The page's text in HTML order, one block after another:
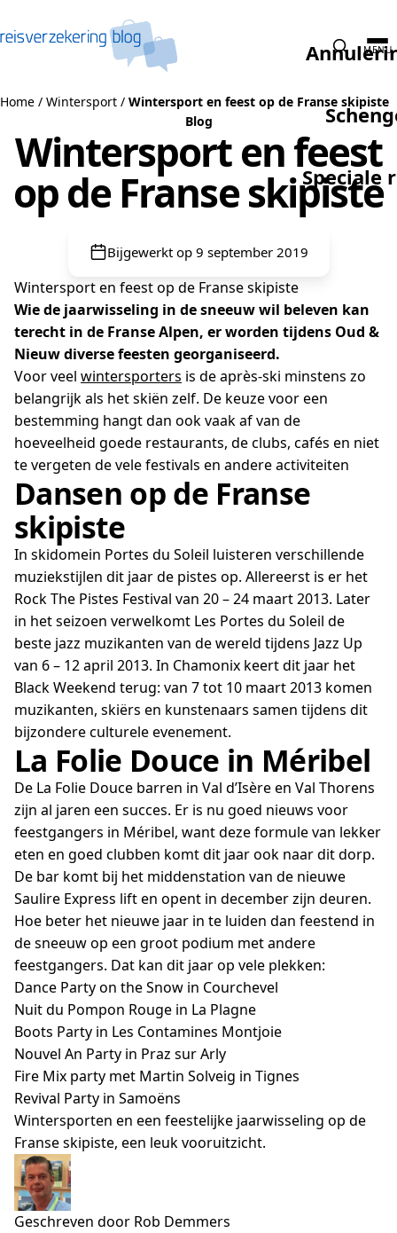
Speciale
MENU
Home / Wintersport / Wintersport en feest op de Franse skipiste
Blog
Wintersport en feest
op de Franse skipiste
Bijgewerkt op 9 september 2019
Wintersport en feest op de Franse skipiste
Wie de jaarwisseling in de sneeuw wil beleven kan
terecht in de Franse Alpen, er worden tijdens Oud &
Nieuw diverse feesten georganiseerd.
Voor veel wintersporters is de après-ski minstens zo
belangrijk als het skiën zelf. De keuze voor een
bestemming hangt dan ook vaak af van de
hoeveelheid goede restaurants, de clubs, cafés en niet
te vergeten de vele festivals en andere activiteiten
Dansen op de Franse
skipiste
In skidomein Portes du Soleil luisteren verschillende
muziekstijlen dit jaar de pistes op. Allereerst is er het
Rock The Pistes Festival van 20 – 24 maart 2013. Later
in het seizoen verwelkomt Les Portes du Soleil de
beste jazz muzikanten van de wereld tijdens Jazz Up
van 6 – 12 april 2013. In Chamonix keert dit jaar het
Black Weekend terug: van 7 tot 10 maart 2013 komen
muzikanten, skiërs en kunstenaars samen tijdens dit
bijzondere culturele evenement.
La Folie Douce in Méribel
De La Folie Douce barren in Val d’Isère en Val Thorens
zijn al jaren een succes. Er is nu goed nieuws voor
feestgangers in Méribel, want deze formule van lekker
eten en goed clubben komt dit jaar ook naar dit dorp.
De bar komt bij het middenstation van de nieuwe
Saulire Express lift en opent in december zijn deuren.
Hoe beter het nieuwe jaar in te luiden dan feestend in
de sneeuw op een groot podium met andere
feestgangers. Dat kan dit jaar op vele plekken:
Dance Party on the Snow in Courchevel
Nuit du Pompon Rouge in La Plagne
Boots Party in Les Contamines Montjoie
Nouvel An Party in Praz sur Arly
Fire Mix party met Martin Solveig in Tignes
Revival Party in Samoëns
Wintersporten en een feestelijke jaarwisseling op de
Franse skipiste, een leuk vooruitzicht.
Geschreven door Rob Demmers